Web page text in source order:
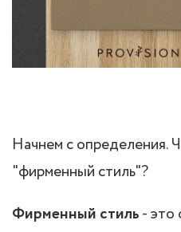
Начнем с определения.
"фирменный стиль"?
Фирменный стиль- это